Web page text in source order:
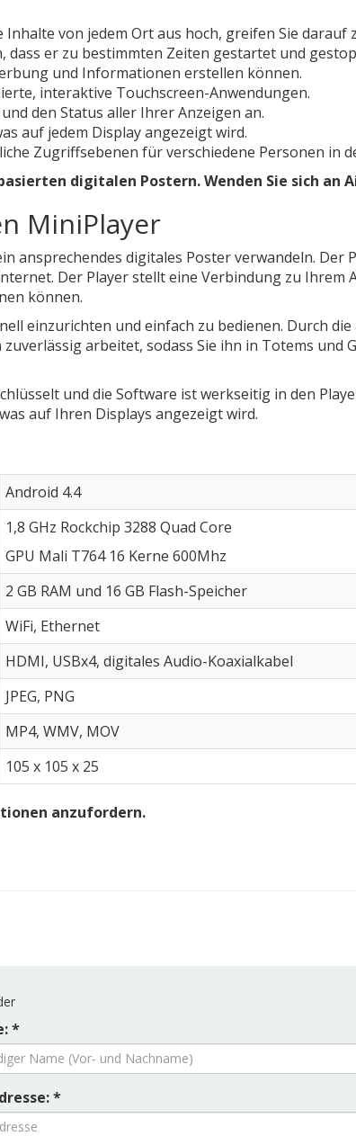
Inhalte von jedem Ort aus hoch, greifen Sie darauf
dass er zu bestimmten Zeiten gestartet und
und Informationen erstellen können.
interaktive Touchscreen-Anwendungen.
den Status aller Ihrer Anzeigen an.
auf jedem Display angezeigt wird.
Zugriffsebenen für verschiedene Personen in
digitalen Postern. Wenden Sie sich an
MiniPlayer
ansprechendes digitales Poster verwandeln. Der
Der Player stellt eine Verbindung zu Ihrem
können.
einzurichten und einfach zu bedienen. Durch
arbeitet, sodass Sie ihn in Totems und
und die Software ist werkseitig in den
auf Ihren Displays angezeigt wird.
Android 4.4
1,8 GHz Rockchip 3288 Quad Core
GPU Mali T764 16 Kerne 600Mhz
2 GB RAM und 16 GB Flash-Speicher
WiFi, Ethernet
HDMI, USBx4, digitales Audio-Koaxialkabel
JPEG, PNG
MP4, WMV, MOV
105 x 105 x 25
anzufordern.
*
*